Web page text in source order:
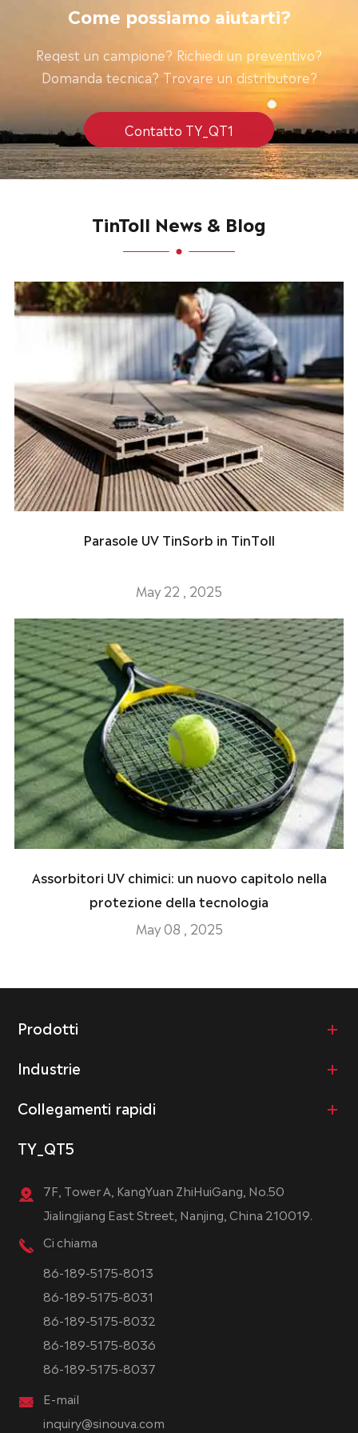
Come possiamo aiutarti?
Reqest un campione? Richiedi un preventivo?
Domanda tecnica? Trovare un distributore?
Contatto TY_QT1
TinToll News & Blog
Parasole UV TinSorb in TinToll
May 22 , 2025
Assorbitori UV chimici: un nuovo capitolo nella
protezione della tecnologia
May 08 , 2025
Prodotti
Industrie
Collegamenti rapidi
TY_QT5
7F, Tower A, KangYuan ZhiHuiGang, No.50
Jialingjiang East Street, Nanjing, China 210019.
Ci chiama
86-189-5175-8013
86-189-5175-8031
86-189-5175-8032
86-189-5175-8036
86-189-5175-8037
E-mail
inquiry@sinouva.com